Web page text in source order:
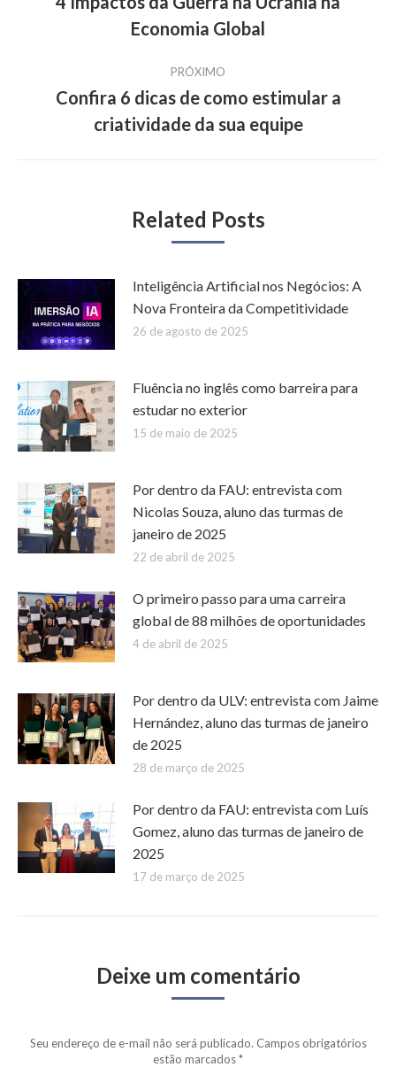
anterior:
Economia Global
PRÓXIMO
post:
Confira 6 dicas de como estimular a
criatividade da sua equipe
Related Posts
Inteligência Artificial nos Negócios: A
Nova Fronteira da Competitividade
26 de agosto de 2025
Fluência no inglês como barreira para
estudar no exterior
15 de maio de 2025
Por dentro da FAU: entrevista com
Nicolas Souza, aluno das turmas de
janeiro de 2025
22 de abril de 2025
O primeiro passo para uma carreira
global de 88 milhões de oportunidades
4 de abril de 2025
Por dentro da ULV: entrevista com Jaime
Hernández, aluno das turmas de janeiro
de 2025
28 de março de 2025
Por dentro da FAU: entrevista com Luís
Gomez, aluno das turmas de janeiro de
2025
17 de março de 2025
Deixe um comentário
Seu endereço de e-mail não será publicado. Campos obrigatórios
estão marcados*